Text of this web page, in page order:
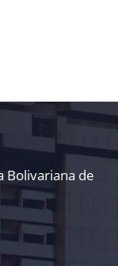
Bolivariana de